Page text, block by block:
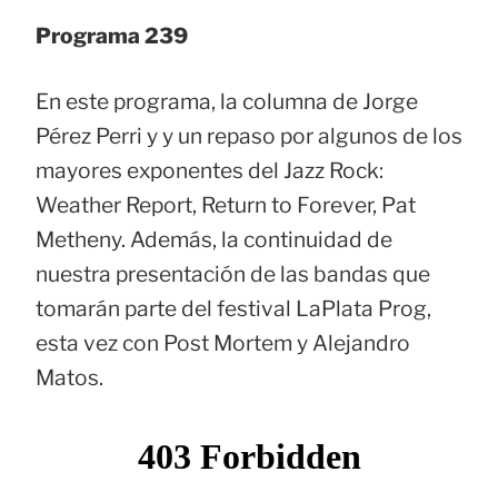
Programa 239
En este programa, la columna de Jorge
Pérez Perri y y un repaso por algunos de los
mayores exponentes del Jazz Rock:
Weather Report, Return to Forever, Pat
Metheny. Además, la continuidad de
nuestra presentación de las bandas que
tomarán parte del festival LaPlata Prog,
esta vez con Post Mortem y Alejandro
Matos.